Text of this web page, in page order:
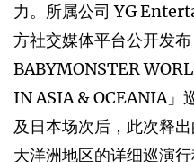
力。所属公司 YG
方社交媒体平台公开发
BABYMONSTER
IN ASIA & OCEANIA」
及日本场次后，此次释
大洋洲地区的详细巡演